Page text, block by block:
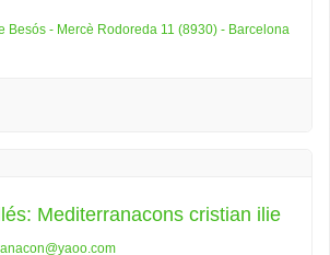
Besós - Mercè Rodoreda 11 (8930) - Barcelona
Mediterranacons cristian ilie